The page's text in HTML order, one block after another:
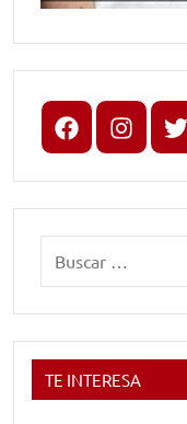
FacebookInstagram
X
TE INTERESA